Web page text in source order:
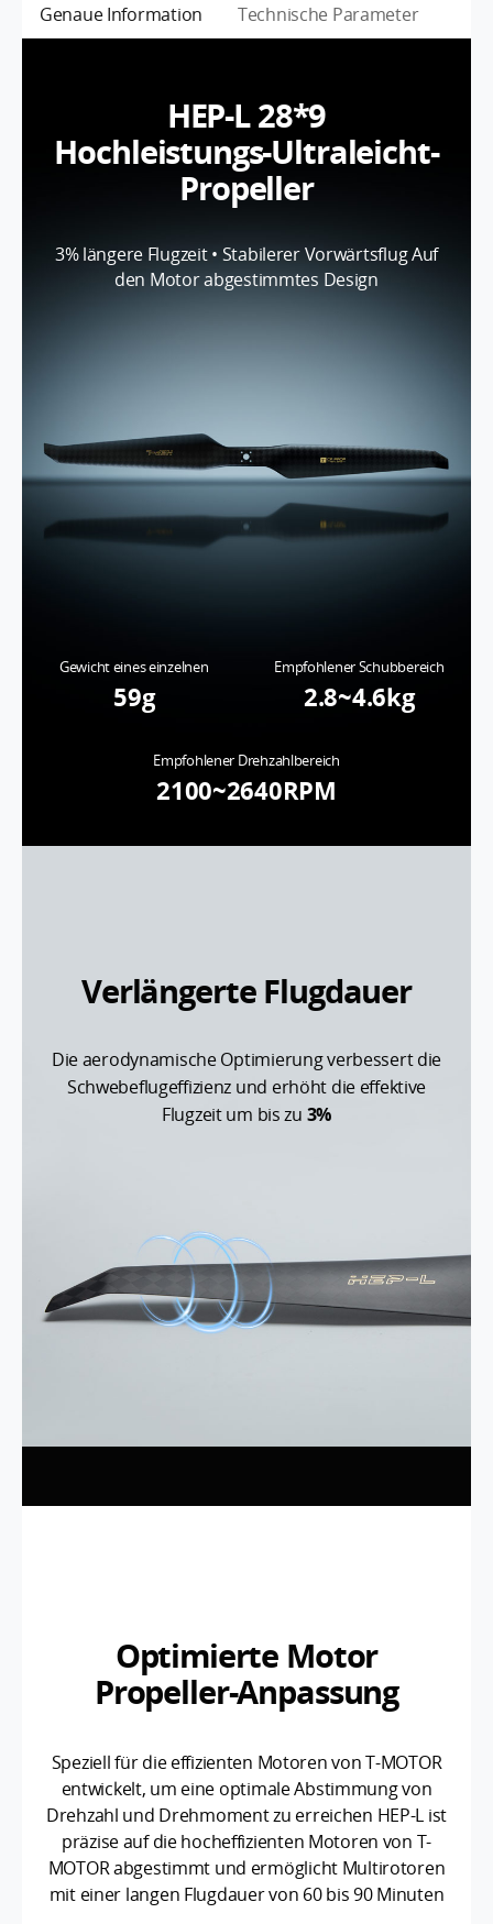
Genaue Information Technische Parameter
HEP-L 28*9
Hochleistungs-Ultraleicht-
Propeller
3%längere Flugzeit • Stabilerer Vorwärtsflug Auf
den Motor abgestimmtes Design
Gewicht eines einzelnen
59g
Empfohlener Drehzahlbereich
2100~2640RPM
Empfohlener Schubbereich
2.8~4.6kg
Verlängerte Flugdauer
Die aerodynamische Optimierung verbessert die
Schwebeflugeffizienz und erhöht die effektive
Flugzeit um bis zu 3%
Optimierte Motor
Propeller-Anpassung
Speziell für die effizienten Motoren von T-MOTOR
entwickelt, um eine optimale Abstimmung von
Drehzahl und Drehmoment zu erreichen HEP-L ist
präzise auf die hocheffizienten Motoren von T-
MOTOR abgestimmt und ermöglicht Multirotoren
mit einer langen Flugdauer von 60 bis 90 Minuten